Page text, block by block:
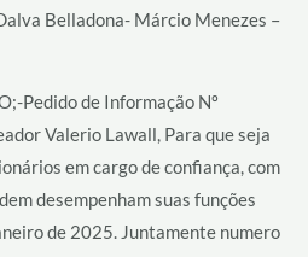
Belladona- Márcio Menezes –
Pedido de Informação Nº
Valerio Lawall, Para que seja
em cargo de confiança, com
desempenham suas funções
de 2025. Juntamente numero